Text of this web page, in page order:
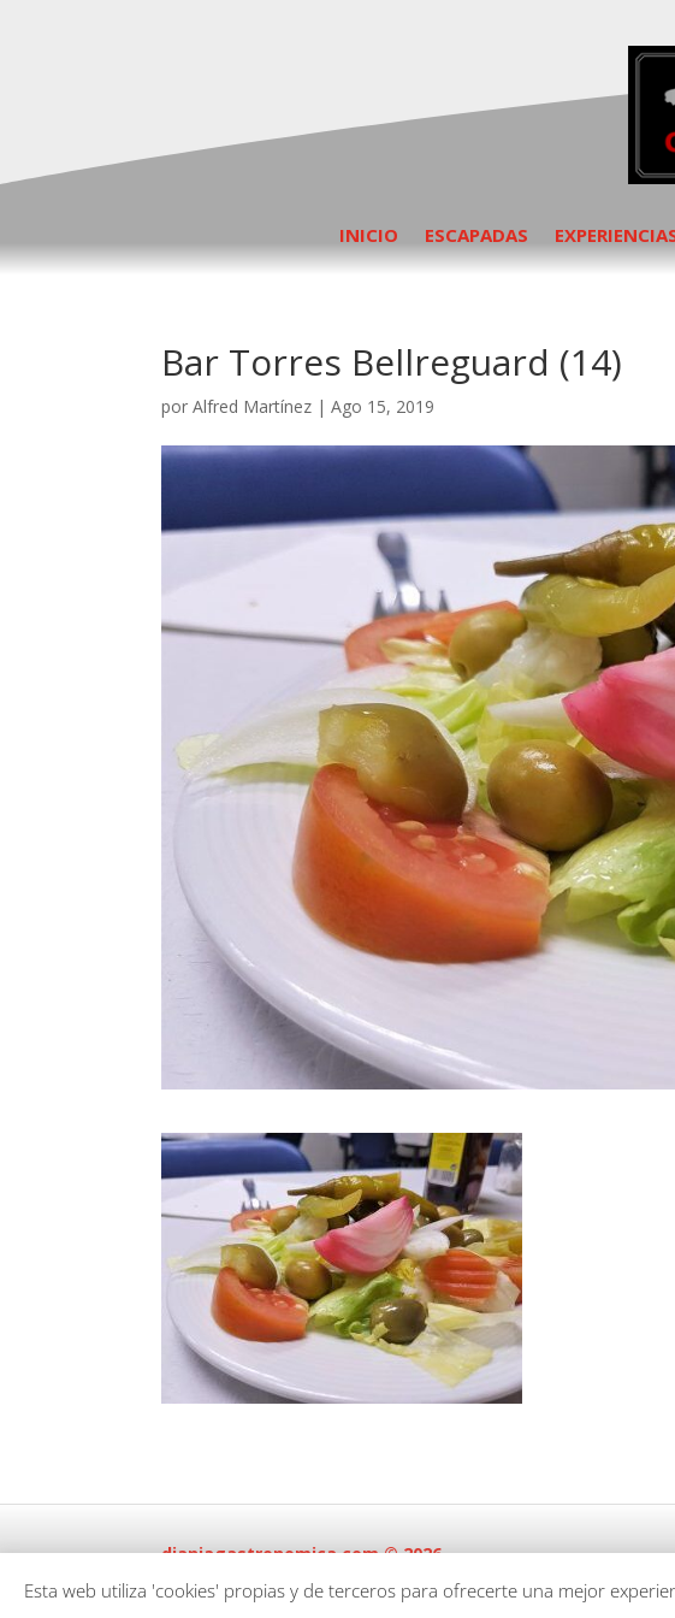
INICIO ESCAPADAS
Bar Torres Bellreguard (14)
porAlfred Martínez |Ago 15, 2019
dianiagastronomica.com © 2026
Esta web utiliza 'cookies' propias y de terceros para ofrecerte una mejor